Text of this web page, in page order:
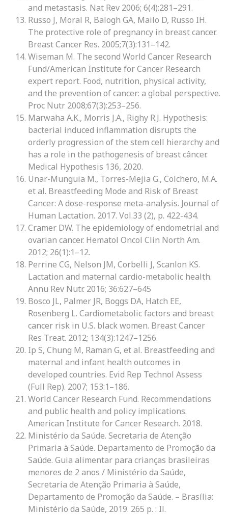
and metastasis. Nat Rev 2006; 6(4):281–291.
Russo J, Moral R, Balogh GA, Mailo D, Russo IH.
The protective role of pregnancy in breast cancer.
Breast Cancer Res. 2005;7(3):131–142.
Wiseman M. The second World Cancer Research
Fund/American Institute for Cancer Research
expert report. Food, nutrition, physical activity,
and the prevention of cancer: a global perspective.
Proc Nutr 2008;67(3):253–256.
Marwaha A.K., Morris J.A., Righy R.J. Hypothesis:
bacterial induced inflammation disrupts the
orderly progression of the stem cell hierarchy and
has a role in the pathogenesis of breast câncer.
Medical Hypothesis 136, 2020.
Unar-Munguia M., Torres-Mejia G., Colchero, M.A.
et al. Breastfeeding Mode and Risk of Breast
Cancer: A dose-response meta-analysis. Journal of
Human Lactation. 2017. Vol.33 (2), p. 422-434.
Cramer DW. The epidemiology of endometrial and
ovarian cancer. Hematol Oncol Clin North Am.
2012; 26(1):1–12.
Perrine CG, Nelson JM, Corbelli J, Scanlon KS.
Lactation and maternal cardio-metabolic health.
Annu Rev Nutr. 2016; 36:627–645
Bosco JL, Palmer JR, Boggs DA, Hatch EE,
Rosenberg L. Cardiometabolic factors and breast
cancer risk in U.S. black women. Breast Cancer
Res Treat. 2012; 134(3):1247–1256.
Ip S, Chung M, Raman G, et al. Breastfeeding and
maternal and infant health outcomes in
developed countries. Evid Rep Technol Assess
(Full Rep). 2007; 153:1–186.
World Cancer Research Fund. Recommendations
and public health and policy implications.
American Institute for Cancer Research. 2018.
Ministério da Saúde. Secretaria de Atenção
Primaria à Saúde. Departamento de Promoção da
Saúde. Guia alimentar para crianças brasileiras
menores de 2 anos / Ministério da Saúde,
Secretaria de Atenção Primaria à Saúde,
Departamento de Promoção da Saúde. – Brasília:
Ministério da Saúde, 2019. 265 p. : Il.